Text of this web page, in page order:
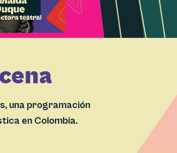
una programación
en Colombia.